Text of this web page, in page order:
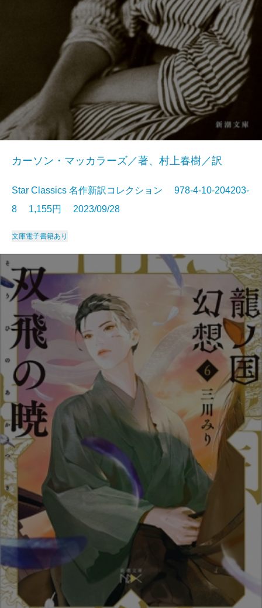
カーソン・マッカラーズ／著、村上春樹／訳
Star Classics 名作新訳コレクション 978-4-10-204203-
8 1,155円 2023/09/28
文庫電子書籍あり